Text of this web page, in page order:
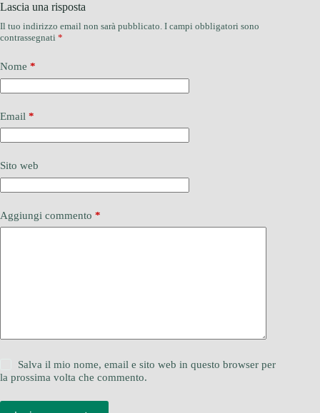
Lascia una risposta
Il tuo indirizzo email non sarà pubblicato. I campi obbligatori sono
contrassegnati *
Nome *
Email *
Sito web
Aggiungi commento *
Salva il mio nome, email e sito web in questo browser per
la prossima volta che commento.